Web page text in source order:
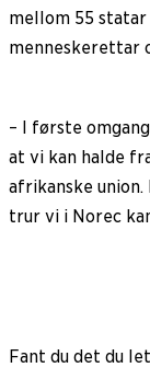
mellom 55
menneskerettar
– I første
at vi kan halde
afrikanske
trur vi i Norec
Fant du det du